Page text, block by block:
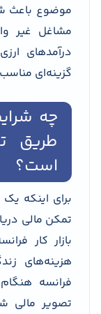
موضوع باعث
مشاغل غیر
درآمدهای
گزینه‌ای
چه
طریق
است؟
برای اینکه یک
تمکن مالی
بازار کار
هزینه‌های
فرانسه
تصویر مالی